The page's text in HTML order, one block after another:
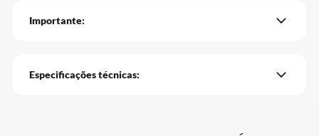
Importante:
Especificações técnicas: